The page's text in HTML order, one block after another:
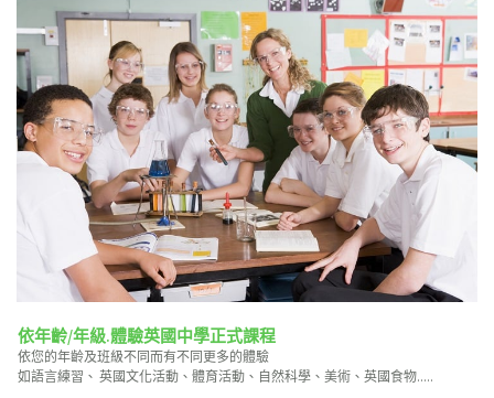
依年齡/年級.體驗英國中學正式課程
依您的年齡及班級不同而有不同更多的體驗
如語言練習、 英國文化活動、體育活動、自然科學、美術、英國食物.....